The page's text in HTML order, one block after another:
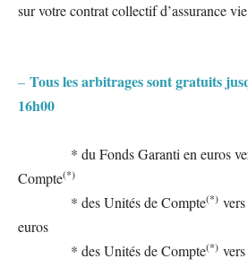
sur votre contrat collectif d’assurance
– Tous les arbitrages sont gratuits
16h00
* du Fonds Garanti en euros
Compte(*)
* des Unités de Compte(*)
euros
* des Unités de Compte(*)